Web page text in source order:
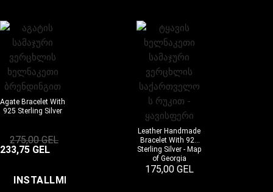
Agate Bracelet With
925 Sterling Silver
275,00GEL
233,75 GEL
INSTALLMENTS
Leather Handmade
Bracelet With 925
Sterling Silver - Map
of Georgia
175,00 GEL